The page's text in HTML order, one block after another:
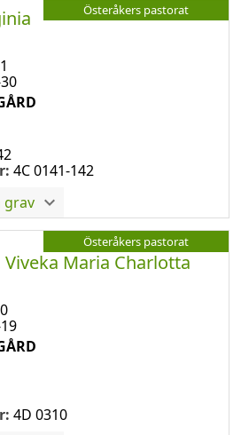
Österåkers pastorat
4C 0141-142
grav
Österåkers pastorat
Maria Charlotta
4D 0310